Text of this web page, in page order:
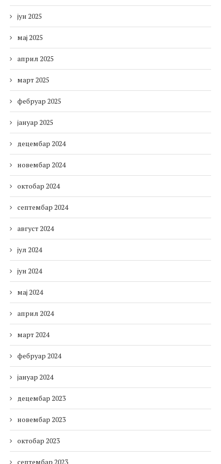
јун 2025
мај 2025
април 2025
март 2025
фебруар 2025
јануар 2025
децембар 2024
новембар 2024
октобар 2024
септембар 2024
август 2024
јул 2024
јун 2024
мај 2024
април 2024
март 2024
фебруар 2024
јануар 2024
децембар 2023
новембар 2023
октобар 2023
септембар 2023